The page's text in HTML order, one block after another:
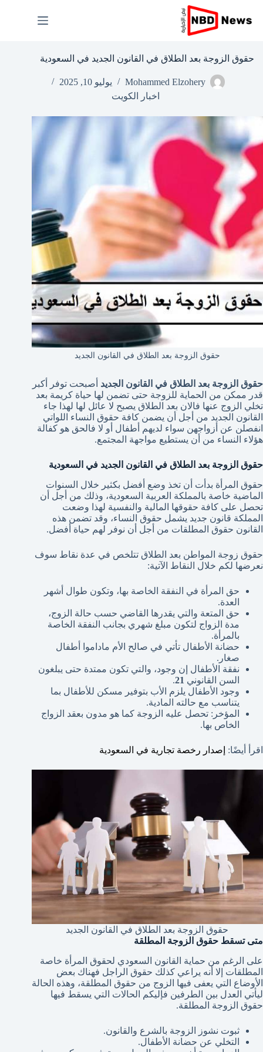
إلى
المحتوى
حقوق الزوجة بعد الطلاق في القانون الجديد في السعودية
Mohammed Elzohery
يوليو 10, 2025
اخبار الكويت
حقوق الزوجة بعد الطلاق في القانون الجديد
حقوق الزوجة بعد الطلاق في القانون الجديد أصبحت توفر أكبر
قدر ممكن من الحماية للزوجة حتى تضمن لها حياة كريمة بعد
تخلي الزوج عنها فالان بعد الطلاق يصبح لا عائل لها لهذا جاء
القانون الجديد من أجل أن يضمن كافة حقوق النساء اللواتي
انفصلن عن أزواجهن سواء لديهم أطفال أو لا فالحق هو كفالة
هؤلاء النساء من أن يستطيع مواجهة المجتمع.
حقوق الزوجة بعد الطلاق في القانون الجديد في السعودية
حقوق المرأة بدأت أن تخذ وضع أفضل بكثير خلال السنوات
الماضية خاصة بالمملكة العربية السعودية، وذلك من أجل أن
تحصل على كافة حقوقها المالية والنفسية لهذا وضعت
المملكة قانون جديد يشمل حقوق النساء، وقد تضمن هذه
القانون حقوق المطلقات من أجل أن نوفر لهم حياة أفضل.
حقوق زوجة المواطن بعد الطلاق تتلخص في عدة نقاط سوف
نعرضها لكم خلال النقاط الآتية:
حق المرأة في النفقة الخاصة بها، وتكون طوال أشهر
العدة.
حق المتعة والتي يقدرها القاضي حسب حالة الزوج،
مدة الزواج لتكون مبلغ شهري بجانب النفقة الخاصة
بالمرأة.
حضانة الأطفال تأتي في صالح الأم ماداموا أطفال
صغار.
نفقة الأطفال إن وجود، والتي تكون ممتدة حتى يبلغون
السن القانوني 21
.
وجود الأطفال يلزم الأب بتوفير مسكن للأطفال بما
يتناسب مع حالته المادية.
المؤخر: تحصل عليه الزوجة كما هو مدون بعقد الزواج
الخاص بها.
اقرأ أيضًا: إصدار رخصة تجارية في السعودية
حقوق الزوجة بعد الطلاق في القانون الجديد
متى تسقط حقوق الزوجة المطلقة
على الرغم من حماية القانون السعودي لحقوق المرأة خاصة
المطلقات إلا أنه يراعي كذلك حقوق الراجل فهناك بعض
الأوضاع التي يعفى فيها الزوج من حقوق المطلقة، وهذه الحالة
ليأتي العدل بين الطرفين فإليكم الحالات التي يسقط فيها
حقوق الزوجة المطلقة.
ثبوت نشوز الزوجة بالشرع والقانون.
التخلي عن حضانة الأطفال.